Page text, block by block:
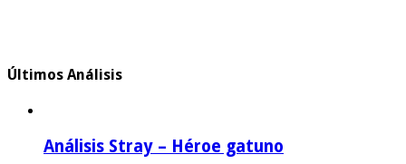
Últimos Análisis
Análisis Stray – Héroe gatuno